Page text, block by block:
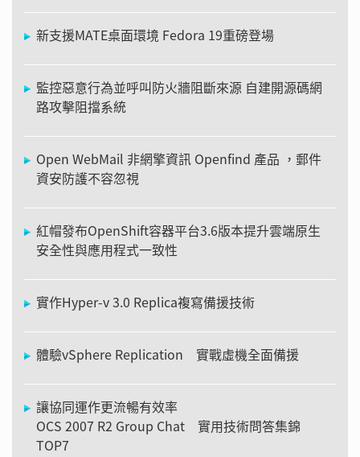
新支援MATE桌面環境 Fedora 19重磅登場
監控惡意行為並呼叫防火牆阻斷來源 自建開源碼網
路攻擊阻擋系統
Open WebMail 非網擎資訊 Openfind 產品 ，郵件
資安防護不容忽視
紅帽發布OpenShift容器平台3.6版本提升雲端原生
安全性與應用程式一致性
實作Hyper-v 3.0 Replica複寫備援技術
體驗vSphere Replication 實戰虛機全面備援
讓協同運作更流暢有效率
OCS 2007 R2 Group Chat 實用技術問答集錦
TOP7